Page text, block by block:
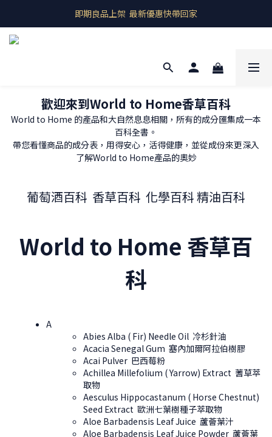
即期良品上架  最新優惠快帶回家
即期良品上架  最新優惠快帶回家
預購商品 歐洲產地直送
即期良品上架  最新優惠快帶回家
歡迎來到World to Home香草百科
World to Home 的產品和大自然息息相關，所有的成分匯集成一本
百科全書。
帶您看懂商品的成分表，用得安心，活得健康，並從成份來更深入
了解World to Home產品的奧妙
葡萄酒百科 香草百科 化學百科精油百科
World to Home 香草百
科
A
Abies Alba ( Fir) Needle Oil 冷杉針油
Acacia Senegal Gum 塞內加爾阿拉伯樹膠
Acai Pulver 巴西莓粉
Achillea Millefolium ( Yarrow) Extract 蓍草萃
取物
Aesculus Hippocastanum ( Horse Chestnut)
Seed Extract 歐洲七葉樹種子萃取物
Aloe Barbadensis Leaf Juice 蘆薈葉汁
Aloe Barbadensis Leaf Juice Powder 蘆薈葉